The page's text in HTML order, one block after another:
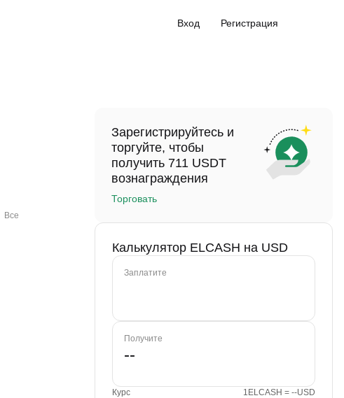
Вход Регистрация
Все
Зарегистрируйтесь и
торгуйте, чтобы
получить 711 USDT
вознаграждения
Торговать
Калькулятор ELCASH на USD
Заплатите
Получите
Курс
1ELCASH = --USD